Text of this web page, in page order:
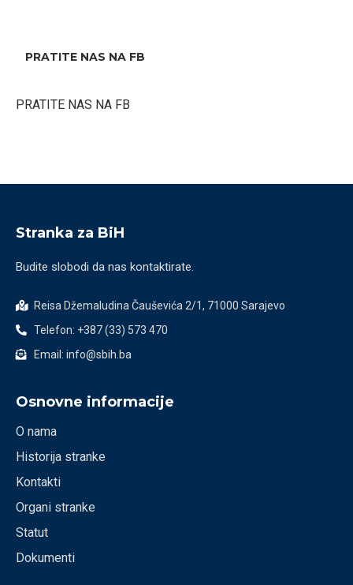
PRATITE NAS NA FB
PRATITE NAS NA FB
Stranka za BiH
Budite slobodi da nas kontaktirate.
Reisa Džemaludina Čauševića 2/1, 71000 Sarajevo
Telefon: +387 (33) 573 470
Email: info@sbih.ba
Osnovne informacije
O nama
Historija stranke
Kontakti
Organi stranke
Statut
Dokumenti